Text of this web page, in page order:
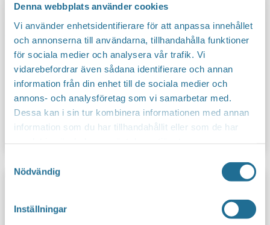
Denna webbplats använder cookies
Vi använder enhetsidentifierare för att anpassa innehållet
och annonserna till användarna, tillhandahålla funktioner
för sociala medier och analysera vår trafik. Vi
vidarebefordrar även sådana identifierare och annan
information från din enhet till de sociala medier och
annons- och analysföretag som vi samarbetar med.
Dessa kan i sin tur kombinera informationen med annan
information som du har tillhandahållit eller som de har
Nödvändig
Inställningar